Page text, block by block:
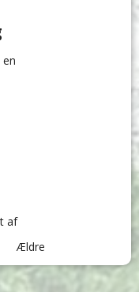
af
Ældre